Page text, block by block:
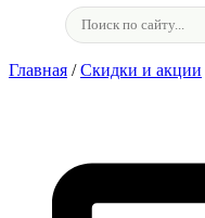
Главная /Скидки и акции